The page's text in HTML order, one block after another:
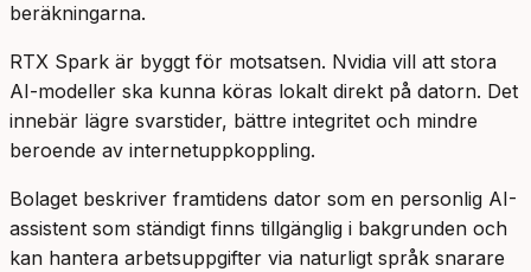
beräkningarna.
RTX Spark är byggt för motsatsen. Nvidia vill att stora
AI-modeller ska kunna köras lokalt direkt på datorn. Det
innebär lägre svarstider, bättre integritet och mindre
beroende av internetuppkoppling.
Bolaget beskriver framtidens dator som en personlig AI-
assistent som ständigt finns tillgänglig i bakgrunden och
kan hantera arbetsuppgifter via naturligt språk snarare